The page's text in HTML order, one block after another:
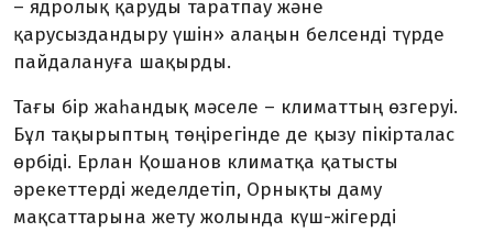
– ядролық қаруды таратпау және
қарусыздандыру үшін» алаңын белсенді түрде
пайдалануға шақырды.
Тағы бір жаһандық мәселе – климаттың өзгеруі.
Бұл тақырыптың төңірегінде де қызу пікірталас
өрбіді. Ерлан Қошанов климатқа қатысты
әрекеттерді жеделдетіп, Орнықты даму
мақсаттарына жету жолында күш-жігерді